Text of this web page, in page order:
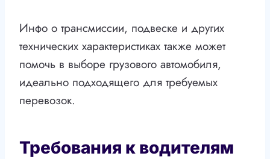
Инфо о трансмиссии, подвеске и других
технических характеристиках также может
помочь в выборе грузового автомобиля,
идеально подходящего для требуемых
перевозок.
Требования к водителям